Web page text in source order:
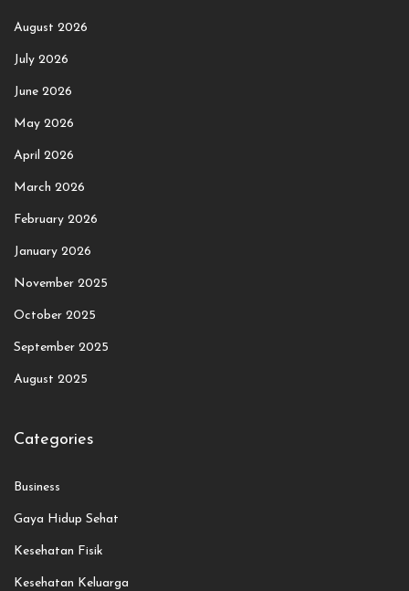
August 2026
July 2026
June 2026
May 2026
April 2026
March 2026
February 2026
January 2026
November 2025
October 2025
September 2025
August 2025
Categories
Business
Gaya Hidup Sehat
Kesehatan Fisik
Kesehatan Keluarga